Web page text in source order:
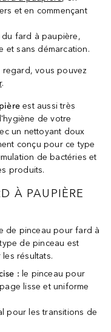
et en commençant
fard à paupière,
et sans démarcation.
vous pouvez
.
est aussi très
de votre
un nettoyant doux
conçu pour ce type
de bactéries et
produits.
À PAUPIÈRE
de pinceau pour fard à
de pinceau est
résultats.
: le pinceau pour
lisse et uniforme
pour les transitions de